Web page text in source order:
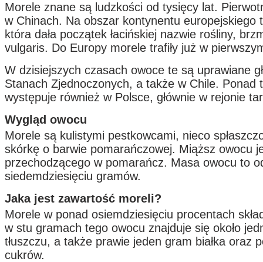
Morele znane są ludzkości od tysięcy lat.
w Chinach. Na obszar kontynentu europejskiego
która dała początek łacińskiej nazwie rośliny,
vulgaris. Do Europy morele trafiły już w
W dzisiejszych czasach owoce te są uprawiane
Stanach Zjednoczonych, a także w Chile. Ponad
występuje również w Polsce, głównie w rejonie
Wygląd owocu
Morele są kulistymi pestkowcami, nieco
skórkę o barwie pomarańczowej. Miąższ owocu
przechodzącego w pomarańcz. Masa owocu to
siedemdziesięciu gramów.
Jaka jest zawartość moreli?
Morele w ponad osiemdziesięciu procentach
w stu gramach tego owocu znajduje się około
tłuszczu, a także prawie jeden gram białka oraz
cukrów.